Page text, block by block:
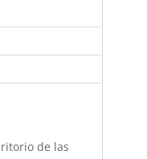
de las